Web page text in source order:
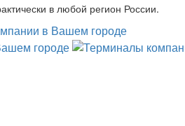
в любой регион России.